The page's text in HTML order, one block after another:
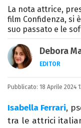
La nota attrice,
film Confidenza, si
suo passato e le
Debora
EDITOR
LINKEDIN
Scrittrice,
Tv. Ha
Pubblicato: 18 Aprile 2024
Isabella Ferrari,
tra le attrici